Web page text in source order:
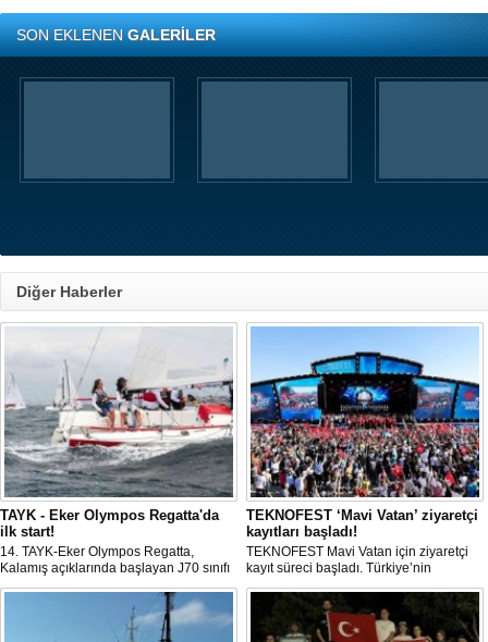
SON EKLENENGALERİLER
Diğer Haberler
TAYK - Eker Olympos Regatta'da
ilk start!
14. TAYK-Eker Olympos Regatta,
Kalamış açıklarında başlayan J70 sınıfı
yarışlarıyla ilk startını verdi. İstanbul'u 10
gün boyunca yelken coşkusuyla
buluşturacak organizasyonun ilk
gününde 9 tekne rüzgârla buluştu.
TEKNOFEST ‘Mavi Vatan’ ziyaretçi
kayıtları başladı!
TEKNOFEST Mavi Vatan için ziyaretçi
kayıt süreci başladı. Türkiye’nin
denizcilik ve savunma teknolojilerine
odaklanan etkinliği, 20-23 Ağustos
tarihleri arasında Gölcük Tersanesi
Komutanlığı’nda gerçekleştirilecek.